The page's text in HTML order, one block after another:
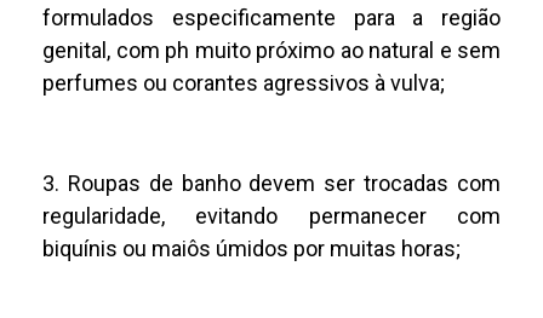
formulados especificamente para a região
genital, com ph muito próximo ao natural e sem
perfumes ou corantes agressivos à vulva;
3. Roupas de banho devem ser trocadas com
regularidade, evitando permanecer com
biquínis ou maiôs úmidos por muitas horas;